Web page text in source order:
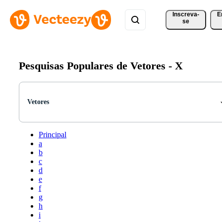
Inscreva-
se
Pesquisas Populares de Vetores - X
Vetores
Principal
a
b
c
d
e
f
g
h
i